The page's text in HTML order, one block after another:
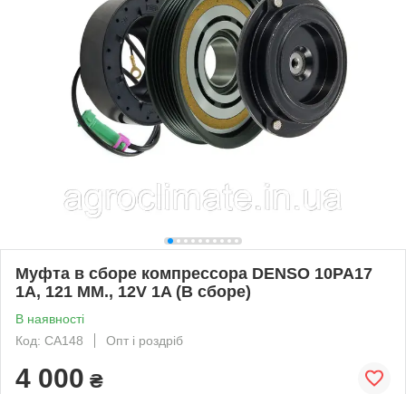
Муфта в сборе компрессора DENSO 10PA17
1A, 121 MM., 12V 1A (В сборе)
В наявності
Код: CA148
Опт і роздріб
4 000 ₴